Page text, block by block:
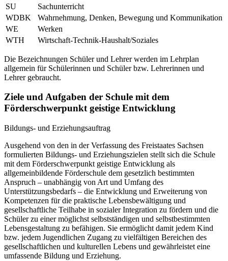
SU
Sachunterricht
WDBK
Wahrnehmung, Denken, Bewegung und Kommunikation
WE
Werken
WTH
Wirtschaft-Technik-Haushalt/Soziales
Die Bezeichnungen Schüler und Lehrer werden im Lehrplan
allgemein für Schülerinnen und Schüler bzw. Lehrerinnen und
Lehrer gebraucht.
Ziele und Aufgaben der Schule mit dem
Förderschwerpunkt geistige Entwicklung
Bildungs- und Erziehungsauftrag
Ausgehend von den in der Verfassung des Freistaates Sachsen
formulierten Bildungs- und Erziehungszielen stellt sich die Schule
mit dem Förderschwerpunkt geistige Entwicklung als
allgemeinbildende Förderschule dem gesetzlich bestimmten
Anspruch – unabhängig von Art und Umfang des
Unterstützungsbedarfs – die Entwicklung und Erweiterung von
Kompetenzen für die praktische Lebensbewältigung und
gesellschaftliche Teilhabe in sozialer Integration zu fördern und die
Schüler zu einer möglichst selbstständigen und selbstbestimmten
Lebensgestaltung zu befähigen. Sie ermöglicht damit jedem Kind
bzw. jedem Jugendlichen Zugang zu vielfältigen Bereichen des
gesellschaftlichen und kulturellen Lebens und gewährleistet eine
umfassende Bildung und Erziehung.